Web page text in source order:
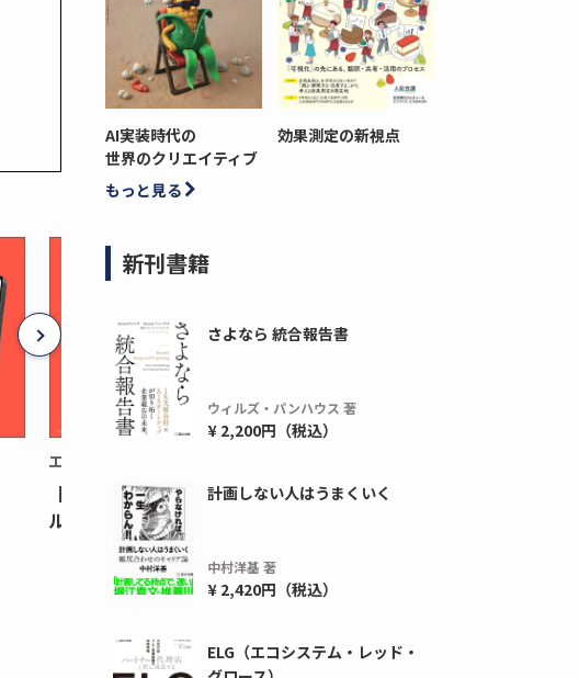
エムディーピー
【月間1,000万本以上の配布実績！】デジタ
ルクーポンを活用した販促キャンペーンを...
ダウンロードする
AI実装時代の
世界のクリエイティブ
効果測定の新視点
もっと見る
新刊書籍
さよなら 統合報告書
ウィルズ・パンハウス 著
¥ 2,200円（税込）
計画しない人はうまくいく
中村洋基 著
¥ 2,420円（税込）
ELG（エコシステム・レッド・